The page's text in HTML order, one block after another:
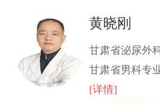
黄晓刚
甘肃省泌尿外
甘肃省男科专
[详情]